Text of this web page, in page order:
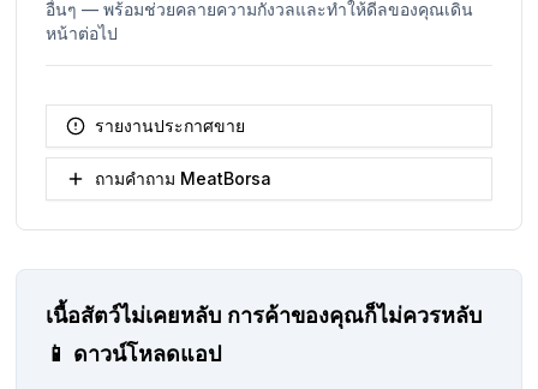
อื่นๆ — พร้อมช่วยคลายความกังวลและทำให้ดีลของคุณเดิน
หน้าต่อไป
รายงานประกาศขาย
ถามคำถาม MeatBorsa
เนื้อสัตว์ไม่เคยหลับ การค้าของคุณก็ไม่ควรหลับ
📱 ดาวน์โหลดแอป